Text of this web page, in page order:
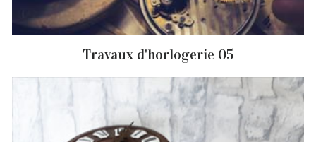
Travaux d'horlogerie 05